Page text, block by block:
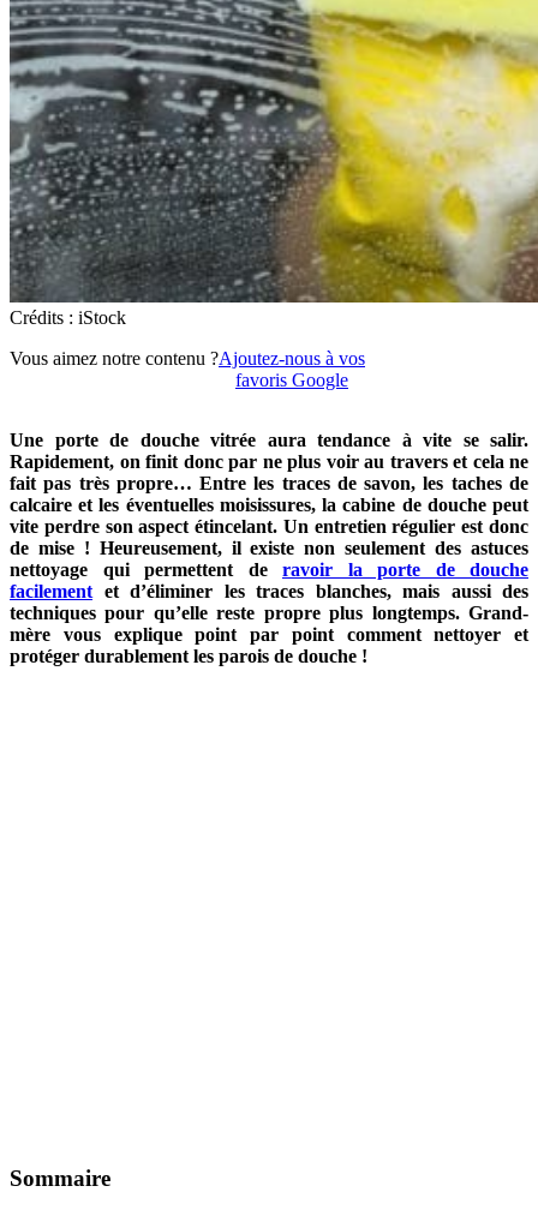
Crédits : iStock
Vous aimez notre contenu ?Ajoutez-nous à vos
favoris Google
Une porte de douche vitrée aura tendance à vite se salir.
Rapidement, on finit donc par ne plus voir au travers et cela ne
fait pas très propre… Entre les traces de savon, les taches de
calcaire et les éventuelles moisissures, la cabine de douche peut
vite perdre son aspect étincelant. Un entretien régulier est donc
de mise ! Heureusement, il existe non seulement des astuces
nettoyage qui permettent de ravoir la porte de douche
facilement et d’éliminer les traces blanches, mais aussi des
techniques pour qu’elle reste propre plus longtemps. Grand-
mère vous explique point par point comment nettoyer et
protéger durablement les parois de douche !
Sommaire